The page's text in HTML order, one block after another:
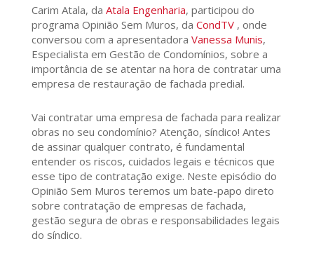
Carim Atala, da Atala Engenharia, participou do
programa Opinião Sem Muros, da CondTV, onde
conversou com a apresentadora Vanessa Munis,
Especialista em Gestão de Condomínios, sobre a
importância de se atentar na hora de contratar uma
empresa de restauração de fachada predial.
Vai contratar uma empresa de fachada para realizar
obras no seu condomínio? Atenção, síndico! Antes
de assinar qualquer contrato, é fundamental
entender os riscos, cuidados legais e técnicos que
esse tipo de contratação exige. Neste episódio do
Opinião Sem Muros teremos um bate-papo direto
sobre contratação de empresas de fachada,
gestão segura de obras e responsabilidades legais
do síndico.